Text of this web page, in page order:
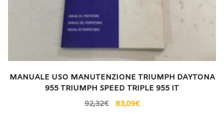
MANUALE USO MANUTENZIONE TRIUMPH DAYTONA
955 TRIUMPH SPEED TRIPLE 955 IT
92,32€ 83,09€